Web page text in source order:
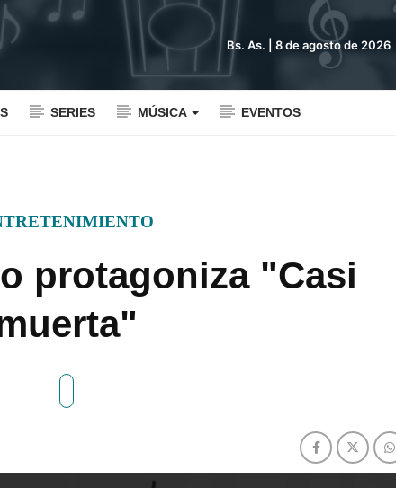
Bs. As. | 8 de agosto de 2026
SERIES MÚSICA EVENTOS
protagoniza "Casi